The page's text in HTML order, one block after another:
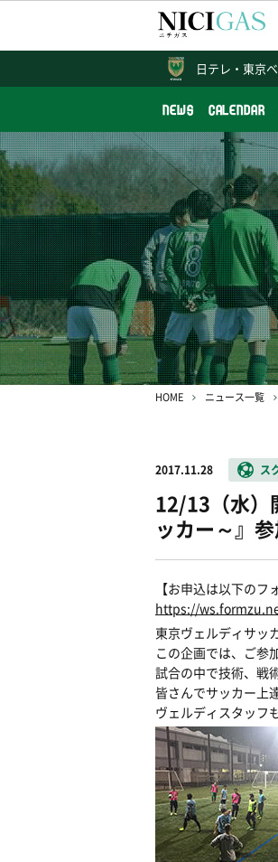
NEWS CALENDAR
日テレ・ 東京
HOME ニュース一覧
2017.11.28 ス
12/13（水）
ッカー～』
【お申込は以下のフ
https://
東京ヴェルディサッ
この企画では、ご参
試合の中で技術、戦
皆さんでサッカー上
ヴェルディスタッフ